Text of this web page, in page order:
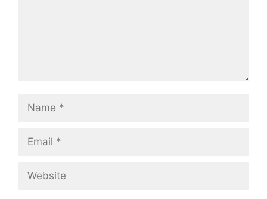
Name
Email
Website